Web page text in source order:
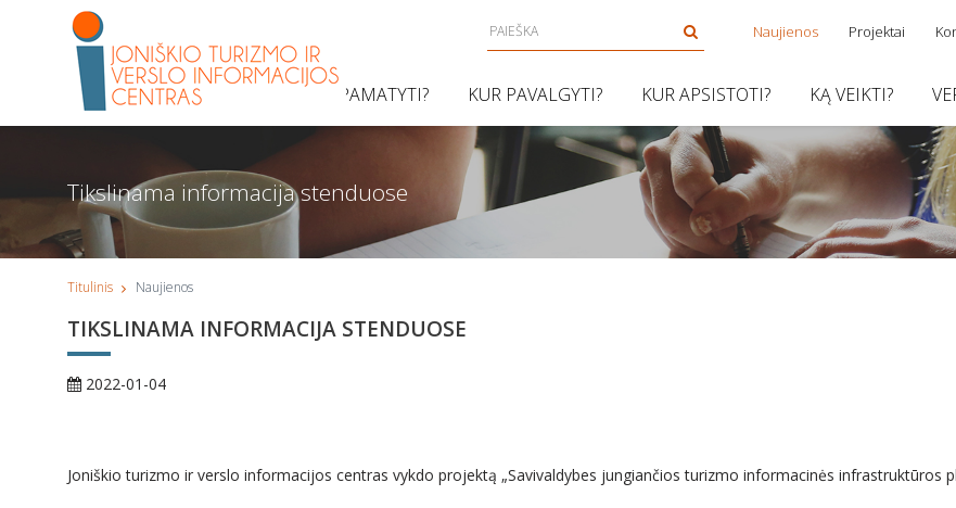
Naujienos Projektai
KĄ PAMATYTI? KUR PAVALGYTI? KUR APSISTOTI? KĄ VEIKTI?
Tikslinama informacija stenduose
Titulinis Naujienos
TIKSLINAMA INFORMACIJA STENDUOSE
2022-01-04
Joniškio turizmo ir verslo informacijos centras vykdo projektą „Savivaldybes jungiančios turizmo informacinės infrastruktūros